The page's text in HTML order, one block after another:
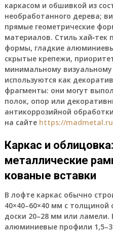
каркасом и обшивкой из
необработанного дерева;
прямые геометрические
материалов. Стиль хай‑тек
формы, гладкие
скрытые крепежи,
минимальному
используются как
фрагменты: они могут
полок, опор или
антикоррозийной
на сайте https://
Каркас и
металлические
кованые вставки
В лофте каркас обычно
40×40–60×40 мм с
доски 20–28 мм или ламели.
алюминиевые профили